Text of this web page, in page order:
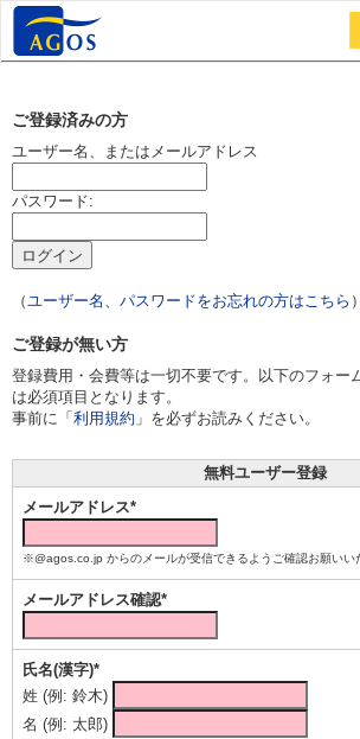
ご登録済みの方
ユーザー名、またはメールアドレス
パスワード:
（ユーザー名、パスワードをお忘れの方はこちら ）
ご登録が無い方
登録費用・会費等は一切不要です。以下のフォー
は必須項目となります。
事前に「 利用規約 」を必ずお読みください。
無料ユーザー登録
メールアドレス*
※@agos.co.jp からのメールが受信できるようご確認お願いい
メールアドレス確認*
氏名(漢字)*
姓 (例: 鈴木)
名 (例: 太郎)